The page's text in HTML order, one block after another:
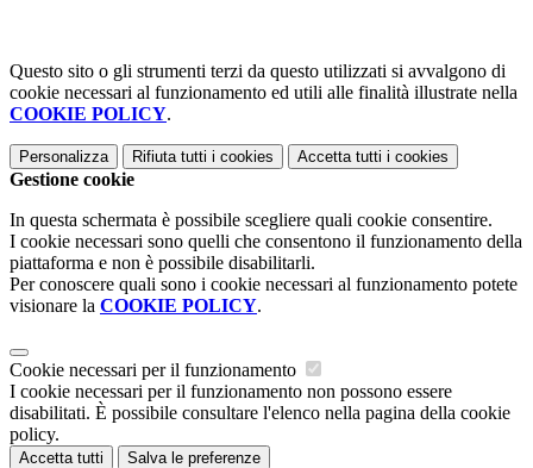
Questo sito o gli strumenti terzi da questo utilizzati si avvalgono di
cookie necessari al funzionamento ed utili alle finalità illustrate nella
COOKIE POLICY.
Personalizza Rifiuta tutti i cookies Accetta tutti i cookies
Gestione cookie
In questa schermata è possibile scegliere quali cookie consentire.
I cookie necessari sono quelli che consentono il funzionamento della
piattaforma e non è possibile disabilitarli.
Per conoscere quali sono i cookie necessari al funzionamento potete
visionare la COOKIE POLICY.
Cookie necessari per il funzionamento
I cookie necessari per il funzionamento non possono essere
disabilitati. È possibile consultare l'elenco nella pagina della cookie
policy.
Accetta tutti Salva le preferenze